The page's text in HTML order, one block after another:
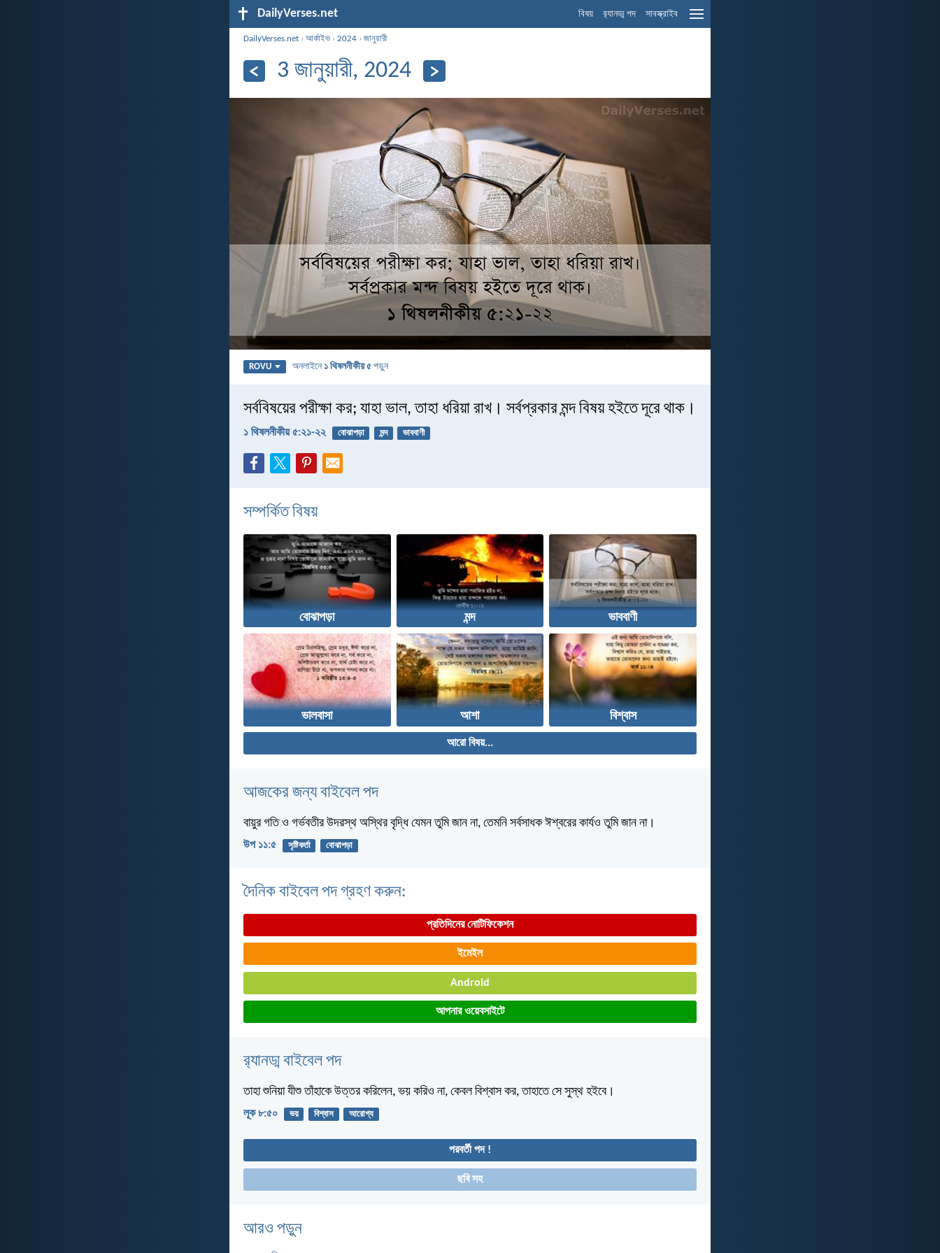
DailyVerses.net বিষয় র‌্যানড্ম পদ সাবস্ক্রাইব
DailyVerses.net ›আর্কাইভ›2024 ›জানুয়ারী
3 জানুয়ারী, 2024
ROVU অনলাইনে ১ থিষলনীকীয় ৫ পড়ুন
সর্ববিষয়ের পরীক্ষা কর; যাহা ভাল, তাহা ধরিয়া রাখ। সর্বপ্রকার মন্দ বিষয় হইতে দূরে থাক।
১ থিষলনীকীয় ৫:২১-২২ বোঝাপড়া মন্দ ভাববাণী
সম্পর্কিত বিষয়
বোঝাপড়া মন্দ ভাববাণী
ভালবাসা আশা বিশ্বাস
আরো বিষয়...
আজকের জন্য বাইবেল পদ
বায়ুর গতি ও গর্ভবতীর উদরস্থ অস্থির বৃদ্ধি যেমন তুমি জান না, তেমনি সর্বসাধক ঈশ্বরের কার্যও তুমি জান না।
উপ ১১:৫ সৃষ্টিকর্তা বোঝাপড়া
দৈনিক বাইবেল পদ গ্রহণ করুন:
প্রতিদিনের নোটিফিকেশন
ইমেইল
Android
আপনার ওয়েবসাইটে
র‌্যানড্ম বাইবেল পদ
তাহা শুনিয়া যীশু তাঁহাকে উত্তর করিলেন, ভয় করিও না, কেবল বিশ্বাস কর, তাহাতে সে সুস্থ হইবে।
লূক ৮:৫০ ভয় বিশ্বাস আরোগ্য
পরবর্তী পদ !
ছবি সহ
আরও পড়ুন